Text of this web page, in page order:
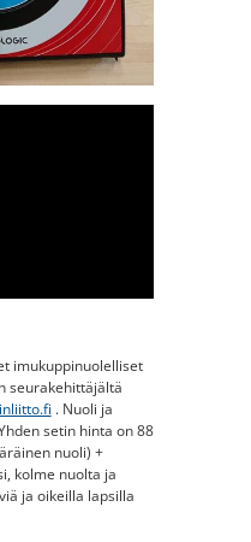
imukuppinuolelliset
seurakehittäjältä
. Nuoli ja
setin hinta on 88
nuoli) +
kolme nuolta ja
ja oikeilla lapsilla